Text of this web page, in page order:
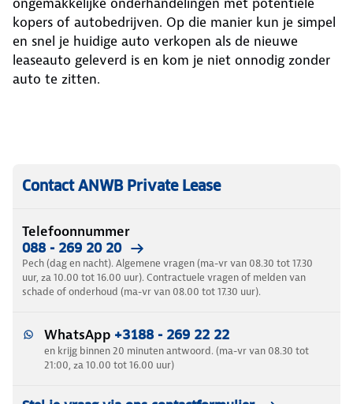
kopers of autobedrijven. Op die manier kun je simpel
en snel je huidige auto verkopen als de nieuwe
leaseauto geleverd is en kom je niet onnodig zonder
auto te zitten.
Contact ANWB Private Lease
Telefoonnummer
088 - 269 20 20
Pech (dag en nacht). Algemene vragen (ma-vr van 08.30 tot 17.30
uur, za 10.00 tot 16.00 uur). Contractuele vragen of melden van
schade of onderhoud (ma-vr van 08.00 tot 17.30 uur).
WhatsApp +3188 - 269 22 22
en krijg binnen 20 minuten antwoord. (ma-vr van 08.30 tot
21:00, za 10.00 tot 16.00 uur)